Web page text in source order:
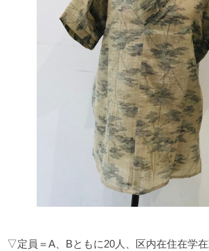
▽定員＝A、Bともに20人、区内在住在学